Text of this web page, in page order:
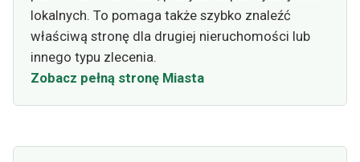
lokalnych. To pomaga także szybko znaleźć
właściwą stronę dla drugiej nieruchomości lub
innego typu zlecenia.
Zobacz pełną stronę Miasta